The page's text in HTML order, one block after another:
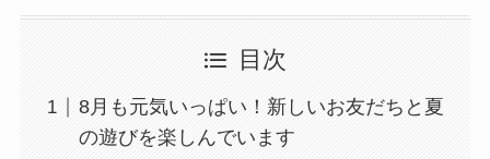
目次
8月も元気いっぱい！新しいお友だちと夏
の遊びを楽しんでいます